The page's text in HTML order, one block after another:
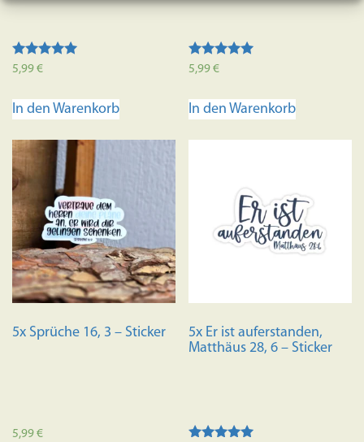
Bewertet mit
5,99€
In den Warenkorb
Bewertet mit
5,99€
In den Warenkorb
5x Sprüche 16, 3 – Sticker
5,99€
5x Er ist auferstanden,
Matthäus 28, 6 – Sticker